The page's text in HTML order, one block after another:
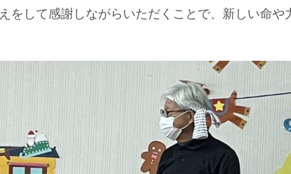
して感謝しながらいただくことで、新しい命